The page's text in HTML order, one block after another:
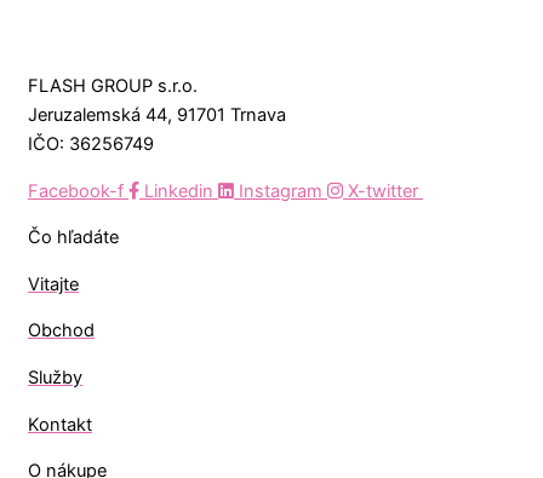
FLASH GROUP s.r.o.
Jeruzalemská 44, 91701 Trnava
IČO: 36256749
Facebook-f Linkedin Instagram X-twitter
Čo hľadáte
Vitajte
Obchod
Služby
Kontakt
O nákupe